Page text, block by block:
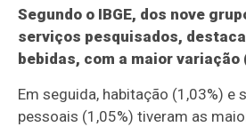
Segundo o IBGE, dos nove
serviços pesquisados,
bebidas, com a maior variação
Em seguida, habitação (1,03%) e
pessoais (1,05%) tiveram as